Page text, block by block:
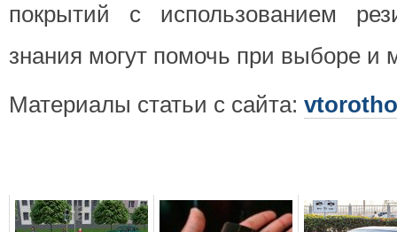
покрытий с использованием
знания могут помочь при выборе и
Материалы статьи с сайта: